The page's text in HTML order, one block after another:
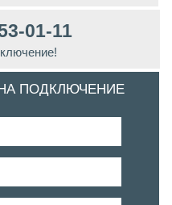
01-11
ПОДКЛЮЧЕНИЕ